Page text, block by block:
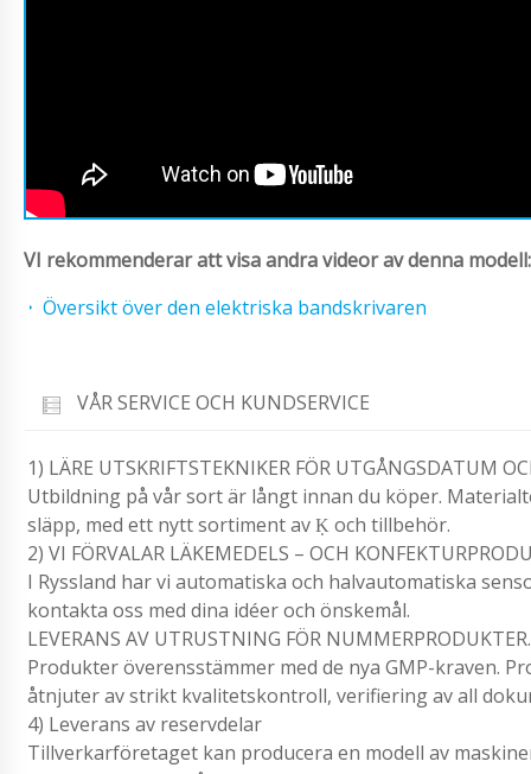
VI rekommenderar att visa andra videor av denna modell:
Översikt över den elektriska bandskrivaren
VÅR SERVICE OCH KUNDSERVICE
1) LÄRE UTSKRIFTSTEKNIKER FÖR UTGÅNGSDATUM
Utbildning på vår sort är långt innan du köper.
släpp, med ett nytt sortiment av Ḳ och tillbehör.
2) VI FÖRVALAR LÄKEMEDELS – OCH
I Ryssland har vi automatiska och halvautomatiska
kontakta oss med dina idéer och önskemål.
LEVERANS AV UTRUSTNING FÖR NUMMERPRODUKTER.
Produkter överensstämmer med de nya GMP-kraven.
åtnjuter av strikt kvalitetskontroll, verifiering av all
4) Leverans av reservdelar
Tillverkarföretaget kan producera en modell av